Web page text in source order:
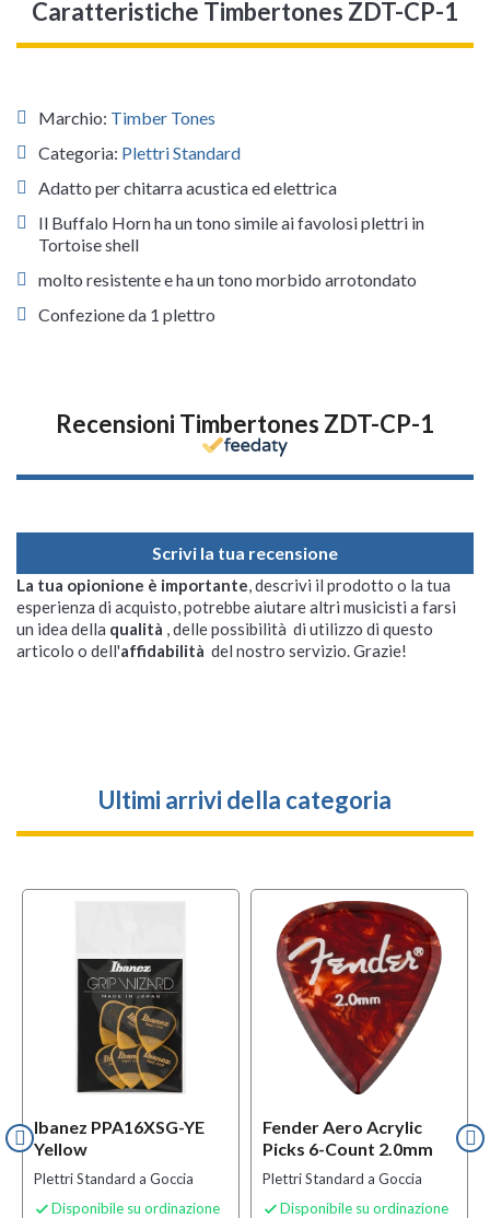
Caratteristiche Timbertones ZDT-CP-1
Marchio: Timber Tones
Categoria: Plettri Standard
Adatto per chitarra acustica ed elettrica
Il Buffalo Horn ha un tono simile ai favolosi plettri in
Tortoise shell
molto resistente e ha un tono morbido arrotondato
Confezione da 1 plettro
Recensioni Timbertones ZDT-CP-1
Scrivi la tua recensione
La tua opionione è importante, descrivi il prodotto o la tua
esperienza di acquisto, potrebbe aiutare altri musicisti a farsi
un idea della qualità , delle possibilità di utilizzo di questo
articolo o dell'affidabilità del nostro servizio. Grazie!
Ultimi arrivi della categoria
Ibanez PPA16XSG-YE
Yellow
Plettri Standard a Goccia
 Disponibile su ordinazione
Fender Aero Acrylic
Picks 6-Count 2.0mm
Plettri Standard a Goccia
 Disponibile su ordinazione